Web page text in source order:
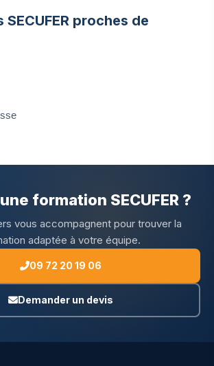
proches de
formation SECUFER ?
vous accompagnent pour trouver la
adaptée à votre équipe.
09 72 20 19 06
Demander un devis